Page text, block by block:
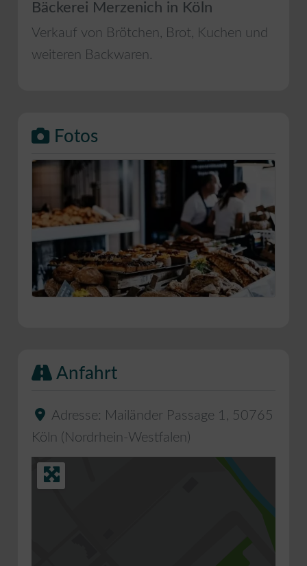
Bäckerei Merzenich in Köln
Verkauf von Brötchen, Brot, Kuchen und
weiteren Backwaren.
Fotos
Anfahrt
Adresse: Mailänder Passage 1 , 50765
Köln ( Nordrhein-Westfalen)